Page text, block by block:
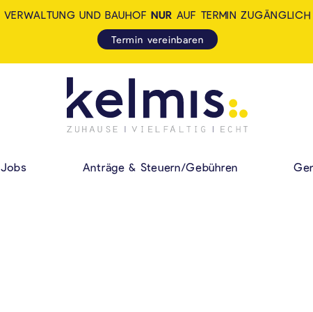
KELMIS - LA
HAUPMENÜ
Jobs Anträge & Steuern/Gebühren
VERWALTUNG UND BAUHOF NUR AUF TERMIN ZUGÄNGLICH
Termin vereinbaren